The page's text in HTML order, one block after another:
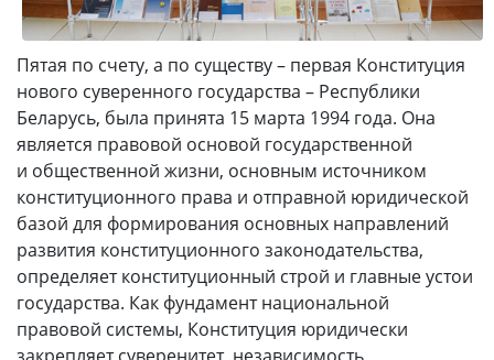
Пятая по счету, а по существу – первая Конституция
нового суверенного государства – Республики
Беларусь, была принята 15 марта 1994 года. Она
является правовой основой государственной
и общественной жизни, основным источником
конституционного права и отправной юридической
базой для формирования основных направлений
развития конституционного законодательства,
определяет конституционный строй и главные устои
государства. Как фундамент национальной
правовой системы, Конституция юридически